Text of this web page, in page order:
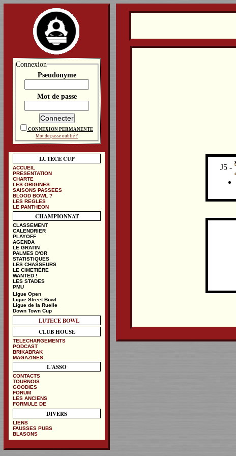
J5 -
Connexion
Pseudonyme
Mot de passe
CONNEXION PERMANENTE
Mot de passe oublié ?
LUTECE CUP
ACCUEIL
PRESENTATION
CHARTE
LES ORIGINES
SAISONS PASSEES
BLOOD BOWL ?
LES REGLES
LE PANTHEON
CHAMPIONNAT
CLASSEMENT
CALENDRIER
PLAYOFF
AGENDA
LE GRATIN
PALMES D'OR
STATISTIQUES
LES CHASSEURS
LE CIMETIÈRE
WANTED !
LES STADES
PMU
Ligue Open
Ligue Street Bowl
Ligue de la Ruelle
Down Town Cup
LUTECE BOWL
CLUB HOUSE
TELECHARGEMENTS
PODCAST
BRIKABRAK
MAGAZINES
L'ASSO
CONTACTS
TOURNOIS
GOODIES
FORUM
LES ANCIENS
FORMULE DE
DIVERS
LIENS
FAUSSES PUBS
BLASONS